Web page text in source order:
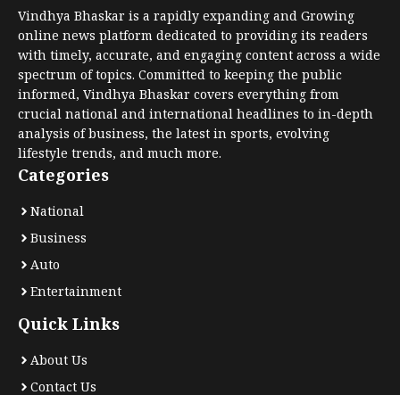
Vindhya Bhaskar is a rapidly expanding and Growing
online news platform dedicated to providing its readers
with timely, accurate, and engaging content across a wide
spectrum of topics. Committed to keeping the public
informed, Vindhya Bhaskar covers everything from
crucial national and international headlines to in-depth
analysis of business, the latest in sports, evolving
lifestyle trends, and much more.
Categories
National
Business
Auto
Entertainment
Quick Links
About Us
Contact Us